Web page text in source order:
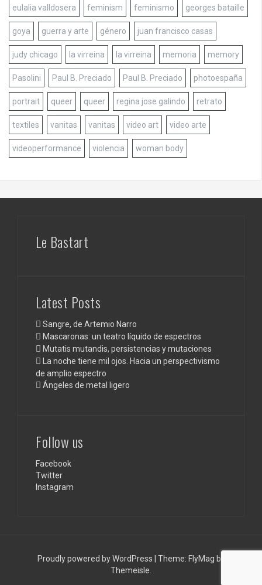
eulalia valldosera feminism feminismo georges bataille
goya guerra y arte género juan francisco casas
judy chicago la virreina la virreina memoria memory
Pasolini Paul B. Preciado Paul B. Preciado photoespaña
portrait queer queer regina jose galindo retrato
textiles vanitas vanitas video art video arte
videoperformance violencia woman body
Le Bastart
Latest Posts
Sangre, de Artemio Narro
Mascaronas: un teatro líquido de espectros
Mutatis mutandis, persistencias y mutaciones
La noche tiene mil ojos. Hacia un perspectivismo
de amplio espectro
Ángeles de metal ligero
Follow us
Facebook
Twitter
Instagram
Proudly powered by WordPress | Theme: FlyMag by
Themeisle.